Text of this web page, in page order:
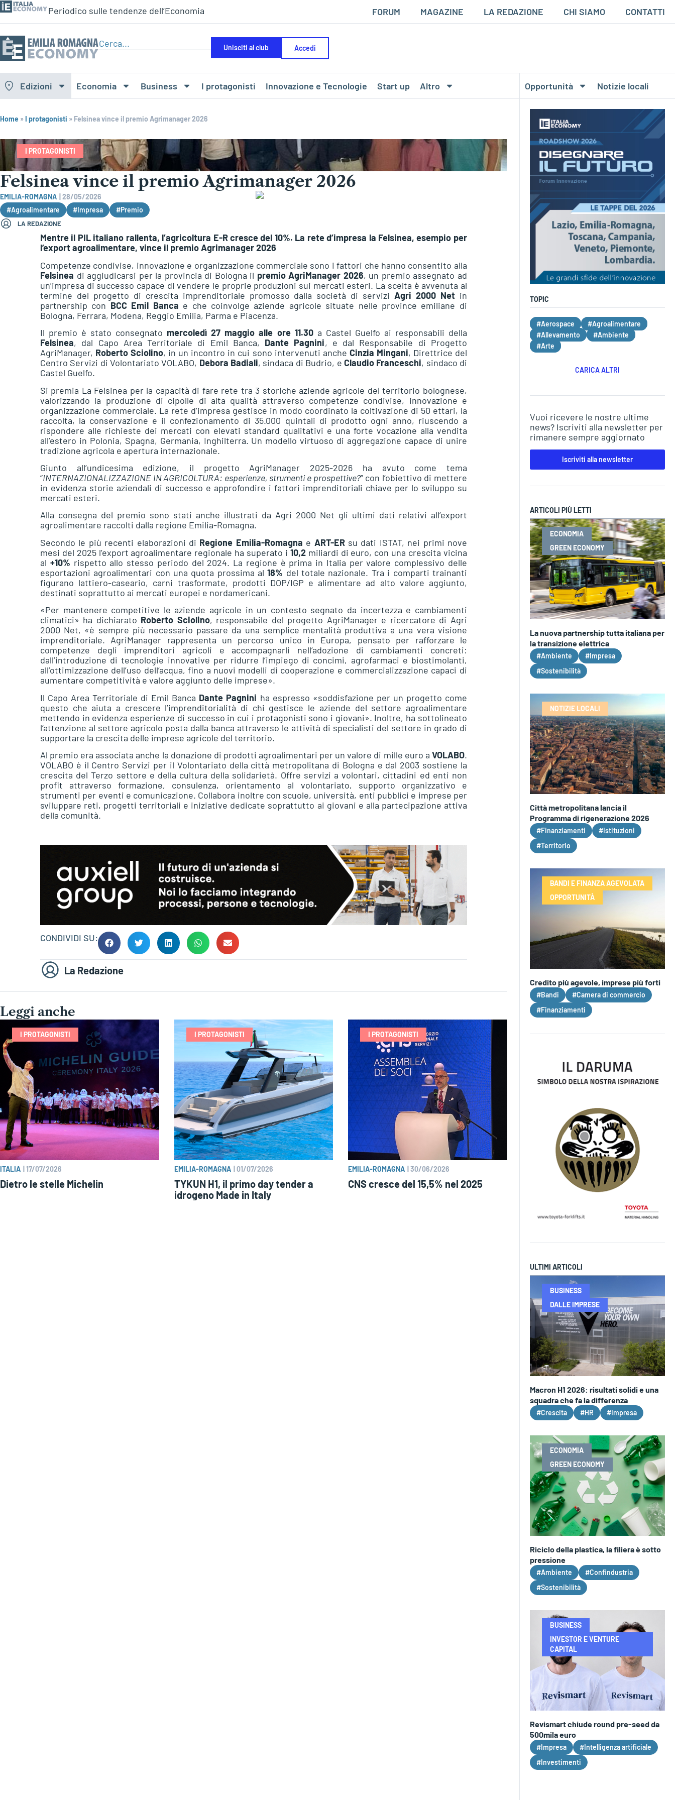
Periodico sulle tendenze dell’Economia FORUM MAGAZINE LA REDAZIONE CHI SIAMO CONTATTI
Unisciti al club Accedi
Edizioni Economia Business I protagonisti Innovazione e Tecnologie Start up Altro Opportunità Notizie locali
Home »I protagonisti » Felsinea vince il premio Agrimanager 2026
I PROTAGONISTI
Felsinea vince il premio Agrimanager 2026
EMILIA-ROMAGNA
28/05/2026
#Agroalimentare
#Impresa #Premio
LA REDAZIONE
Mentre il PIL italiano rallenta, l’agricoltura E-R cresce del 10%. La rete d’impresa la Felsinea, esempio per
l’export agroalimentare, vince il premio Agrimanager 2026
Competenze condivise, innovazione e organizzazione commerciale sono i fattori che hanno consentito alla
Felsinea di aggiudicarsi per la provincia di Bologna il premio AgriManager 2026, un premio assegnato ad
un’impresa di successo capace di vendere le proprie produzioni sui mercati esteri. La scelta è avvenuta al
termine del progetto di crescita imprenditoriale promosso dalla società di serviziAgri 2000 Netin
partnership con BCC Emil Banca e che coinvolge aziende agricole situate nelle province emiliane di
Bologna, Ferrara, Modena, Reggio Emilia, Parma e Piacenza.
Il premio è stato consegnato mercoledì 27 maggio alle ore 11.30a Castel Guelfo ai responsabili della
Felsinea, dal Capo Area Territoriale di Emil Banca, Dante Pagnini, e dal Responsabile di Progetto
AgriManager, Roberto Sciolino, in un incontro in cui sono intervenuti anche Cinzia Mingani, Direttrice del
Centro Servizi di Volontariato VOLABO, Debora Badiali, sindaca di Budrio, e Claudio Franceschi, sindaco di
Castel Guelfo.
Si premia La Felsinea per la capacità di fare rete tra 3 storiche aziende agricole del territorio bolognese,
valorizzando la produzione di cipolle di alta qualità attraverso competenze condivise, innovazione e
organizzazione commerciale. La rete d’impresa gestisce in modo coordinato la coltivazione di 50 ettari, la
raccolta, la conservazione e il confezionamento di 35.000 quintali di prodotto ogni anno, riuscendo a
rispondere alle richieste dei mercati con elevati standard qualitativi e una forte vocazione alla vendita
all’estero in Polonia, Spagna, Germania, Inghilterra. Un modello virtuoso di aggregazione capace di unire
tradizione agricola e apertura internazionale.
Giunto all’undicesima edizione, il progetto AgriManager 2025-2026 ha avuto come tema
“INTERNAZIONALIZZAZIONE IN AGRICOLTURA: esperienze, strumenti e prospettive?” con l’obiettivo di mettere
in evidenza storie aziendali di successo e approfondire i fattori imprenditoriali chiave per lo sviluppo su
mercati esteri.
Alla consegna del premio sono stati anche illustrati da Agri 2000 Net gli ultimi dati relativi all’export
agroalimentare raccolti dalla regione Emilia-Romagna.
Secondo le più recenti elaborazioni di Regione Emilia-Romagna e ART-ERsu dati ISTAT, nei primi nove
mesi del 2025 l’export agroalimentare regionale ha superato i 10,2miliardi di euro, con una crescita vicina
al +10% rispetto allo stesso periodo del 2024. La regione è prima in Italia per valore complessivo delle
esportazioni agroalimentari con una quota prossima al18% del totale nazionale. Tra i comparti trainanti
figurano lattiero-caseario, carni trasformate, prodotti DOP/IGP e alimentare ad alto valore aggiunto,
destinati soprattutto ai mercati europei e nordamericani.
«Per mantenere competitive le aziende agricole in un contesto segnato da incertezza e cambiamenti
climatici» ha dichiarato Roberto Sciolino, responsabile del progetto AgriManager e ricercatore di Agri
2000 Net, «è sempre più necessario passare da una semplice mentalità produttiva a una vera visione
imprenditoriale. AgriManager rappresenta un percorso unico in Europa, pensato per rafforzare le
competenze degli imprenditori agricoli e accompagnarli nell’adozione di cambiamenti concreti:
dall’introduzione di tecnologie innovative per ridurre l’impiego di concimi, agrofarmaci e biostimolanti,
all’ottimizzazione dell’uso dell’acqua, fino a nuovi modelli di cooperazione e commercializzazione capaci di
aumentare competitività e valore aggiunto delle imprese».
Il Capo Area Territoriale di Emil Banca Dante Pagnini ha espresso «soddisfazione per un progetto come
questo che aiuta a crescere l’imprenditorialità di chi gestisce le aziende del settore agroalimentare
mettendo in evidenza esperienze di successo in cui i protagonisti sono i giovani». Inoltre, ha sottolineato
l’attenzione al settore agricolo posta dalla banca attraverso le attività di specialisti del settore in grado di
supportare la crescita delle imprese agricole del territorio.
Al premio era associata anche la donazione di prodotti agroalimentari per un valore di mille euro a VOLABO.
VOLABO è il Centro Servizi per il Volontariato della città metropolitana di Bologna e dal 2003 sostiene la
crescita del Terzo settore e della cultura della solidarietà. Offre servizi a volontari, cittadini ed enti non
profit attraverso formazione, consulenza, orientamento al volontariato, supporto organizzativo e
strumenti per eventi e comunicazione. Collabora inoltre con scuole, università, enti pubblici e imprese per
sviluppare reti, progetti territoriali e iniziative dedicate soprattutto ai giovani e alla partecipazione attiva
della comunità.
CONDIVIDI SU:
La Redazione
Leggi anche
I PROTAGONISTI
ITALIA 17/07/2026
Dietro le stelle Michelin
I PROTAGONISTI
EMILIA-ROMAGNA 01/07/2026
TYKUN H1, il primo day tender a
idrogeno Made in Italy
I PROTAGONISTI
EMILIA-ROMAGNA |30/06/2026
CNS cresce del 15,5% nel 2025
TOPIC
#Aerospace
#Agroalimentare
#Allevamento
#Ambiente
#Arte
CARICA ALTRI
Vuoi ricevere le nostre ultime
news? Iscriviti alla newsletter per
rimanere sempre aggiornato
Iscriviti alla newsletter
ARTICOLI PIÙ LETTI
ECONOMIA
GREEN ECONOMY
La nuova partnership tutta italiana per
la transizione elettrica
#Ambiente
#Impresa
#Sostenibilità
NOTIZIE LOCALI
Città metropolitana lancia il
Programma di rigenerazione 2026
#Finanziamenti
#Istituzioni
#Territorio
BANDI E FINANZA AGEVOLATA
OPPORTUNITÀ
Credito più agevole, imprese più forti
#Bandi
#Camera di commercio
#Finanziamenti
ULTIMI ARTICOLI
BUSINESS
DALLE IMPRESE
Macron H1 2026: risultati solidi e una
squadra che fa la differenza
#Crescita #HR #Impresa
ECONOMIA
GREEN ECONOMY
Riciclo della plastica, la filiera è sotto
pressione
#Ambiente
#Confindustria
#Sostenibilità
BUSINESS
INVESTOR E VENTURE
CAPITAL
Revismart chiude round pre-seed da
500mila euro
#Impresa
#Intelligenza artificiale
#Investimenti